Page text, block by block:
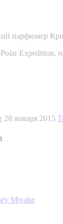
парфюмер
Expedition,
28 января 2015
Miyake